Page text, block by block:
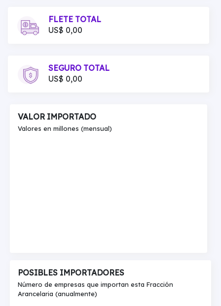
FLETE TOTAL
US$ 0,00
SEGURO TOTAL
US$ 0,00
VALOR IMPORTADO
Valores en millones (mensual)
POSIBLES IMPORTADORES
Número de empresas que importan esta Fracción
Arancelaria (anualmente)